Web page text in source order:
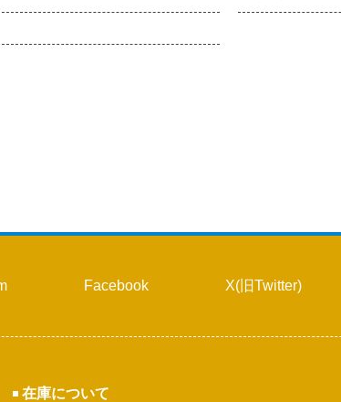
18 19 20 21 22 23 24
25 26 27 28 29 30 31
Facebook X(旧Twitter)
在庫について